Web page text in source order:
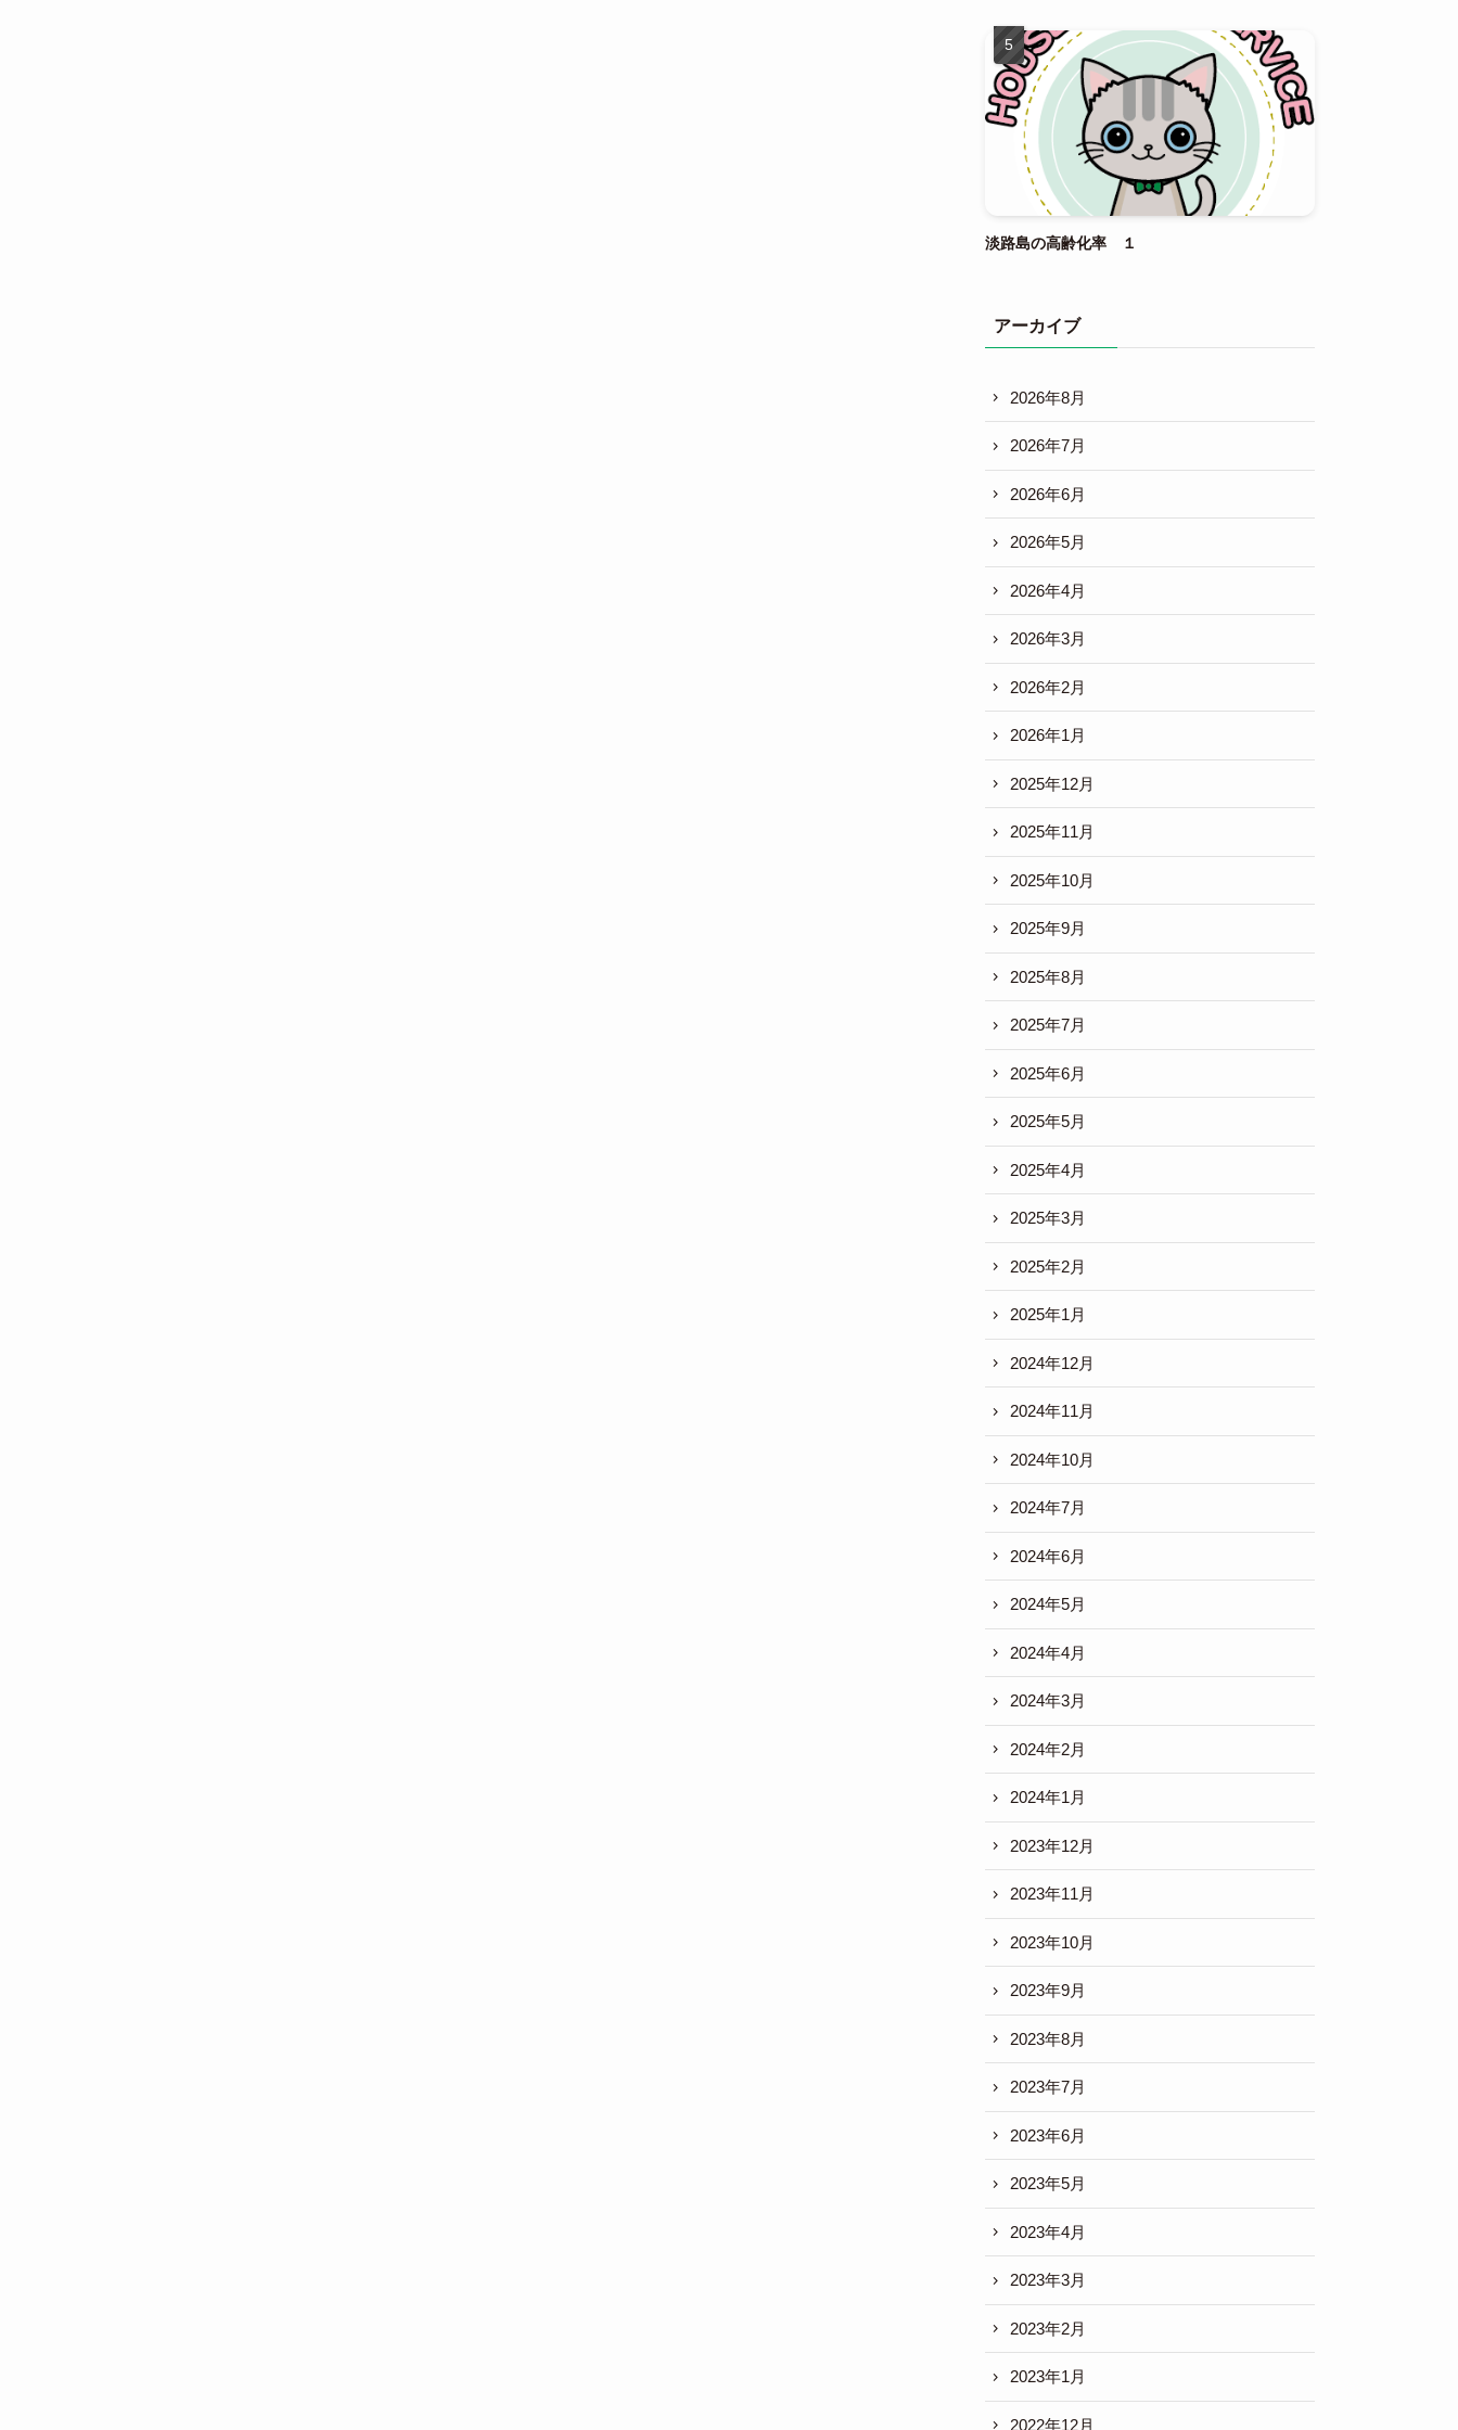
淡路島の高齢化率 １
アーカイブ
2026年8月
2026年7月
2026年6月
2026年5月
2026年4月
2026年3月
2026年2月
2026年1月
2025年12月
2025年11月
2025年10月
2025年9月
2025年8月
2025年7月
2025年6月
2025年5月
2025年4月
2025年3月
2025年2月
2025年1月
2024年12月
2024年11月
2024年10月
2024年7月
2024年6月
2024年5月
2024年4月
2024年3月
2024年2月
2024年1月
2023年12月
2023年11月
2023年10月
2023年9月
2023年8月
2023年7月
2023年6月
2023年5月
2023年4月
2023年3月
2023年2月
2023年1月
2022年12月